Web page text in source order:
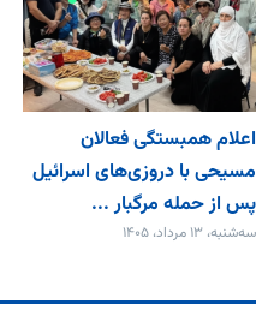
اعلام همبستگی فعالان
مسیحی با دروزی‌های اسرائیل
پس از حمله مرگبار ...
سه‌شنبه، ۱۳ مرداد، ۱۴۰۵